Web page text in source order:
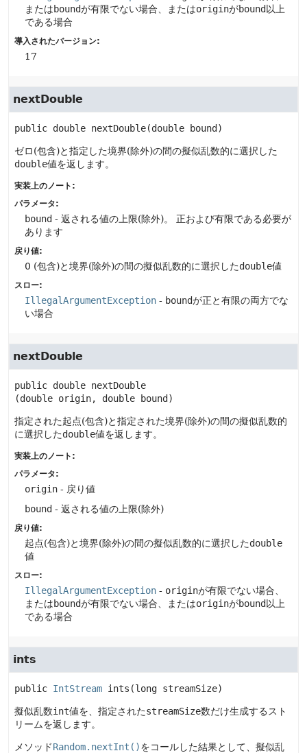
またはboundが有限でない場合、またはoriginがbound 以上
である場合
導入されたバージョン:
17
nextDouble
public double nextDouble(double bound)
ゼロ(包含)と指定した境界(除外)の間の擬似乱数的に選択した
double値を返します。
実装上のノート:
パラメータ:
bound - 返される値の上限(除外)。
正および有限である必要が
あります
戻り値:
0 (包含)と境界(除外)の間の擬似乱数的に選択したdouble値
スロー:
IllegalArgumentException - boundが正と有限の両方でな
い場合
nextDouble
public double nextDouble
(double origin, double bound)
指定された起点(包含)と指定された境界(除外)の間の擬似乱数的
に選択したdouble値を返します。
実装上のノート:
パラメータ:
origin - 戻り値
bound - 返される値の上限(除外)
戻り値:
起点(包含)と境界(除外)の間の擬似乱数的に選択したdouble
値
スロー:
IllegalArgumentException - originが有限でない場合、
またはboundが有限でない場合、またはoriginがbound 以上
である場合
ints
public IntStream ints (long streamSize)
擬似乱数int値を、指定されたstreamSize数だけ生成するスト
リームを返します。
メソッドRandom.nextInt()をコールした結果として、擬似乱